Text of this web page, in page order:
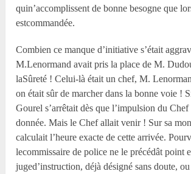
quin’accomplissent de bonne besogne que
estcommandée.
Combien ce manque d’initiative s’était
M.Lenormand avait pris la place de M.
laSûreté ! Celui-là était un chef, M.
on était sûr de marcher dans la bonne voie !
Gourel s’arrêtait dès que l’impulsion du
donnée. Mais le Chef allait venir ! Sur sa
calculait l’heure exacte de cette arrivée.
lecommissaire de police ne le précédât point
juged’instruction, déjà désigné sans doute,